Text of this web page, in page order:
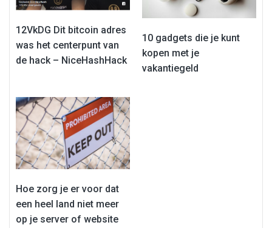
12VkDG Dit bitcoin adres
was het centerpunt van
de hack – NiceHashHack
10 gadgets die je kunt
kopen met je
vakantiegeld
Hoe zorg je er voor dat
een heel land niet meer
op je server of website